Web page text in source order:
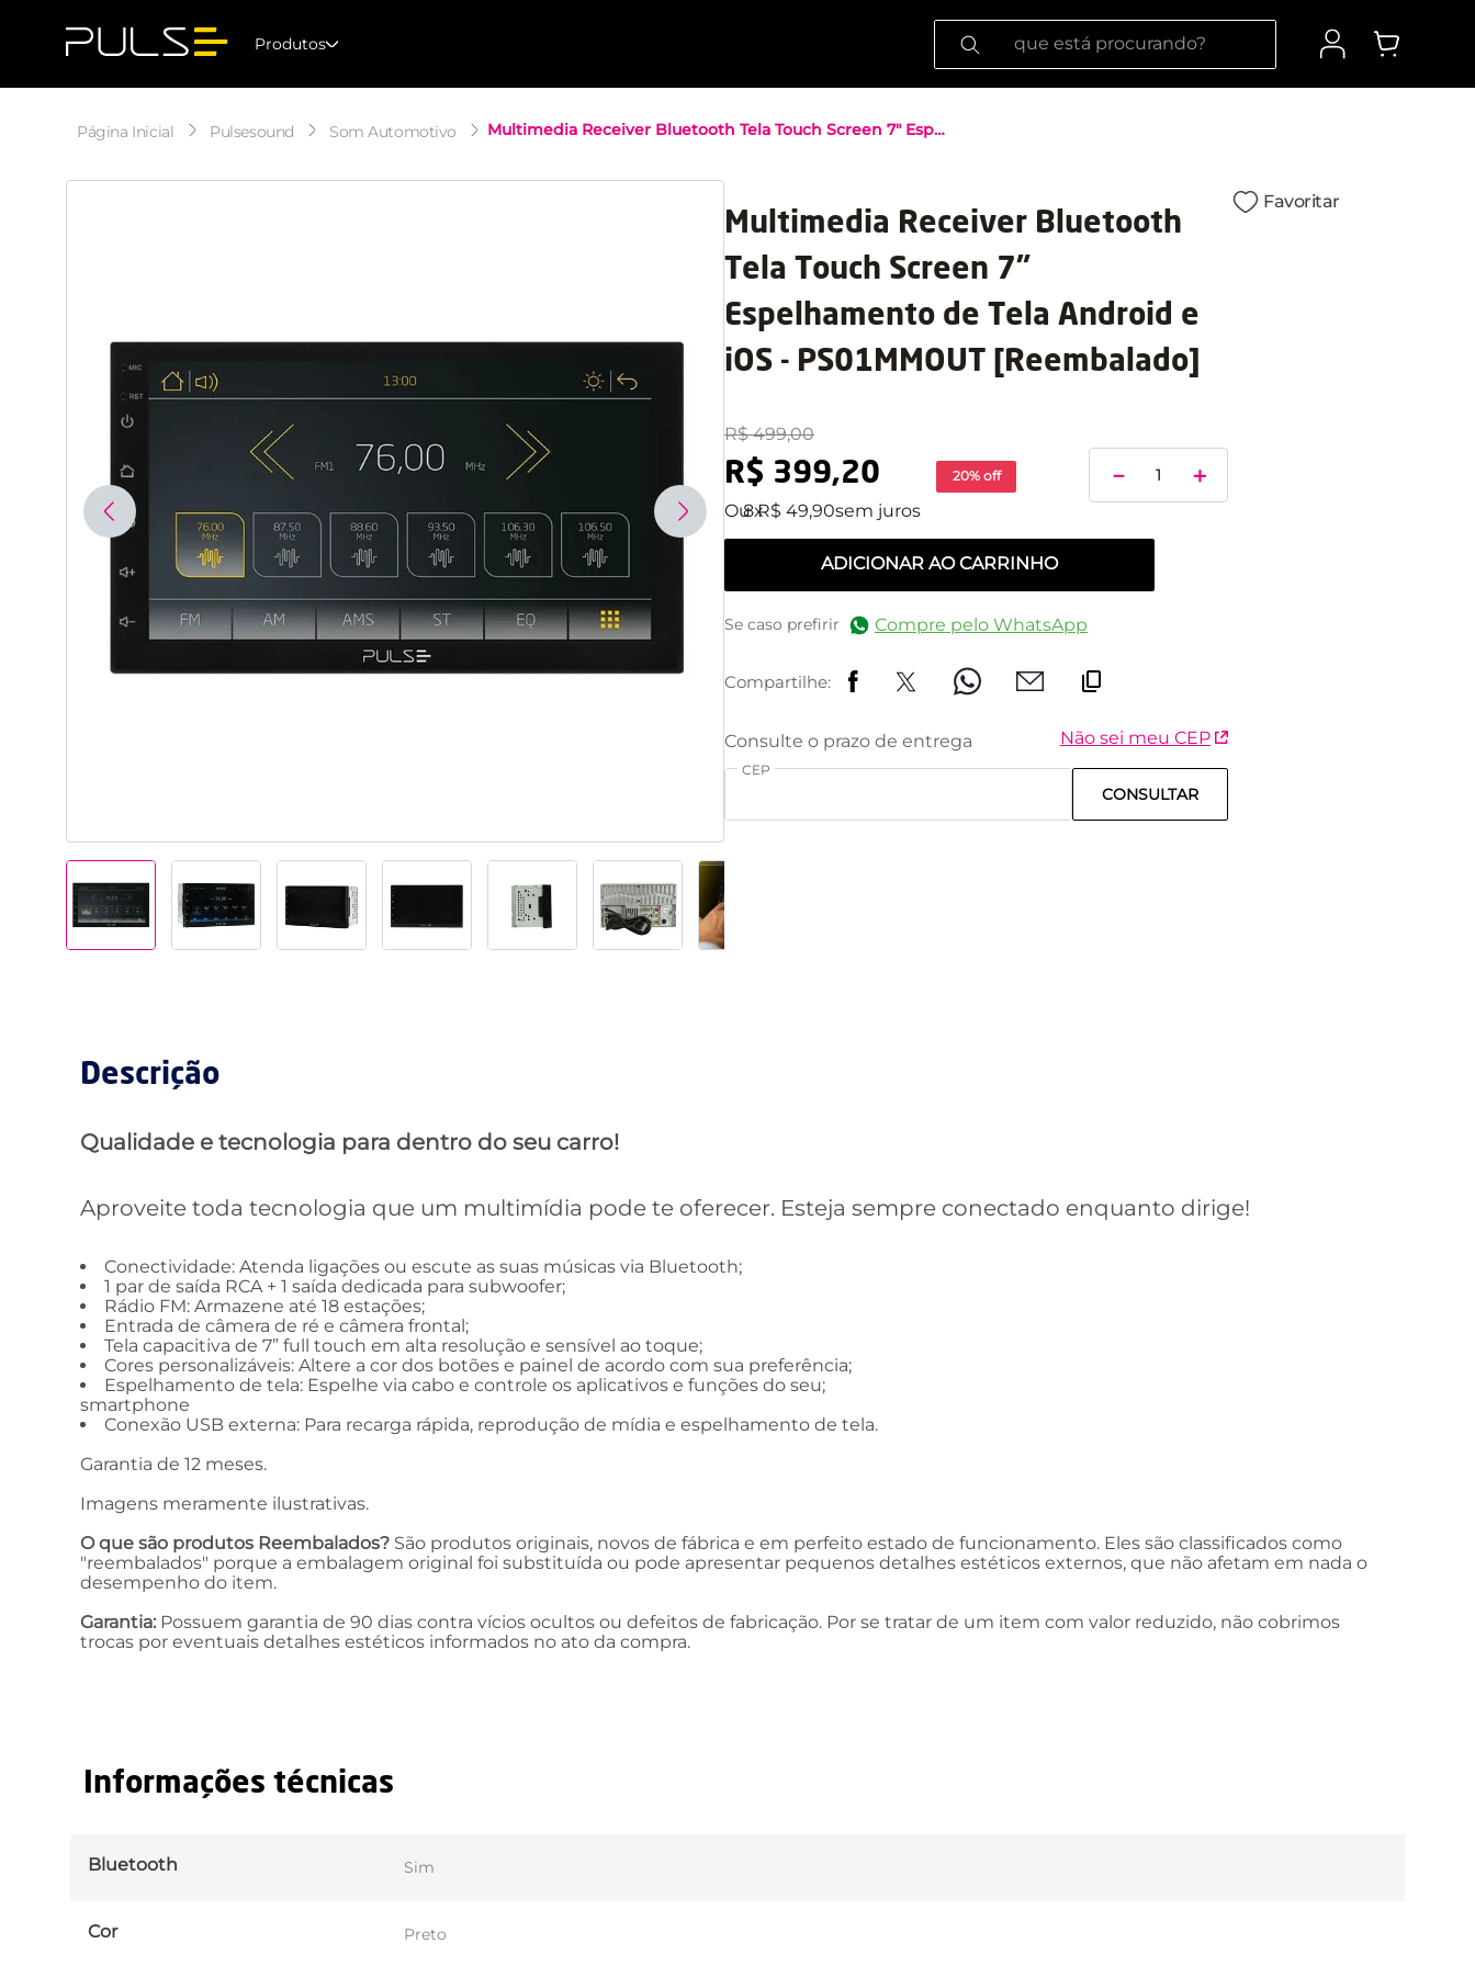
Produtos
O que está procurando?
Pulsesound Som Automotivo Multimedia Receiver Bluetooth Tela Touch Screen 7" Espelhamento de Tela Android e iOS - PS01MMOUT [Reembalado]
Multimedia Receiver Bluetooth
Tela Touch Screen 7"
Espelhamento de Tela Android e
iOS - PS01MMOUT [Reembalado]
R$ 499,00
R$ 399,20 20% off ＋
－
8R$ 49,90
ADICIONAR AO CARRINHO
Se caso prefirir Compre pelo WhatsApp
Compartilhe:
CEP
Não sei meu CEP
Favoritar
Descrição
Qualidade e tecnologia para dentro do seu carro!
Aproveite toda tecnologia que um multimídia pode te oferecer. Esteja sempre conectado enquanto dirige!
Conectividade: Atenda ligações ou escute as suas músicas via Bluetooth;
1 par de saída RCA + 1 saída dedicada para subwoofer;
Rádio FM: Armazene até 18 estações;
Entrada de câmera de ré e câmera frontal;
Tela capacitiva de 7” full touch em alta resolução e sensível ao toque;
Cores personalizáveis: Altere a cor dos botões e painel de acordo com sua preferência;
Espelhamento de tela: Espelhe via cabo e controle os aplicativos e funções do seu;
smartphone
Conexão USB externa: Para recarga rápida, reprodução de mídia e espelhamento de tela.
Garantia de 12 meses.
Imagens meramente ilustrativas.
O que são produtos Reembalados?São produtos originais, novos de fábrica e em perfeito estado de funcionamento. Eles são classificados como
"reembalados" porque a embalagem original foi substituída ou pode apresentar pequenos detalhes estéticos externos, que não afetam em nada o
desempenho do item.
Garantia:Possuem garantia de 90 dias contra vícios ocultos ou defeitos de fabricação. Por se tratar de um item com valor reduzido, não cobrimos
trocas por eventuais detalhes estéticos informados no ato da compra.
Informações técnicas
Bluetooth Sim
Cor Preto